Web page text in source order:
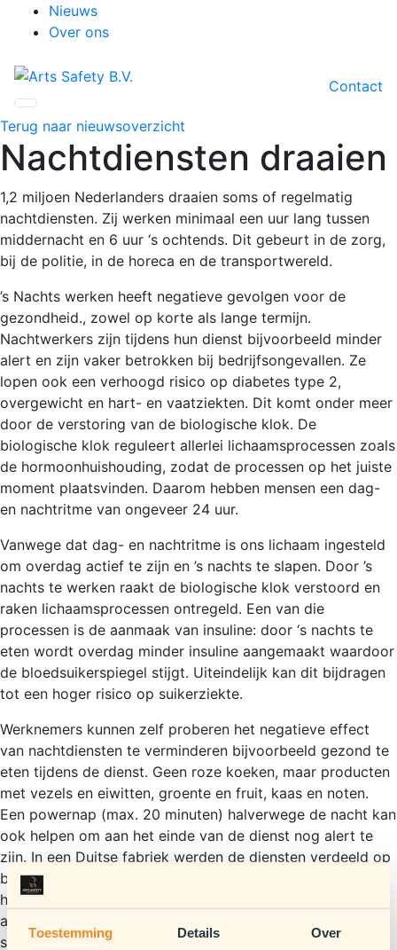
Toestemming Details Over
Nieuws
Over ons
Contact
Terug naar nieuwsoverzicht
Nachtdiensten draaien
1,2 miljoen Nederlanders draaien soms of regelmatig
nachtdiensten. Zij werken minimaal een uur lang tussen
middernacht en 6 uur ‘s ochtends. Dit gebeurt in de zorg,
bij de politie, in de horeca en de transportwereld.
’s Nachts werken heeft negatieve gevolgen voor de
gezondheid., zowel op korte als lange termijn.
Nachtwerkers zijn tijdens hun dienst bijvoorbeeld minder
alert en zijn vaker betrokken bij bedrijfsongevallen. Ze
lopen ook een verhoogd risico op diabetes type 2,
overgewicht en hart- en vaatziekten. Dit komt onder meer
door de verstoring van de biologische klok. De
biologische klok reguleert allerlei lichaamsprocessen zoals
de hormoonhuishouding, zodat de processen op het juiste
moment plaatsvinden. Daarom hebben mensen een dag-
en nachtritme van ongeveer 24 uur.
Vanwege dat dag- en nachtritme is ons lichaam ingesteld
om overdag actief te zijn en ’s nachts te slapen. Door ’s
nachts te werken raakt de biologische klok verstoord en
raken lichaamsprocessen ontregeld. Een van die
processen is de aanmaak van insuline: door ‘s nachts te
eten wordt overdag minder insuline aangemaakt waardoor
de bloedsuikerspiegel stijgt. Uiteindelijk kan dit bijdragen
tot een hoger risico op suikerziekte.
Werknemers kunnen zelf proberen het negatieve effect
van nachtdiensten te verminderen bijvoorbeeld gezond te
eten tijdens de dienst. Geen roze koeken, maar producten
met vezels en eiwitten, groente en fruit, kaas en noten.
Een powernap (max. 20 minuten) halverwege de nacht kan
ook helpen om aan het einde van de dienst nog alert te
zijn. In een Duitse fabriek werden de diensten verdeeld op
basis van de voorkeur van werknemers. Ochtendmensen
hoefden geen nachtdiensten meer te draaien en
avondmensen geen ochtenddiensten. Beide partijen
sliepen beter. Moeten ochtendmensen toch ‘s nachts